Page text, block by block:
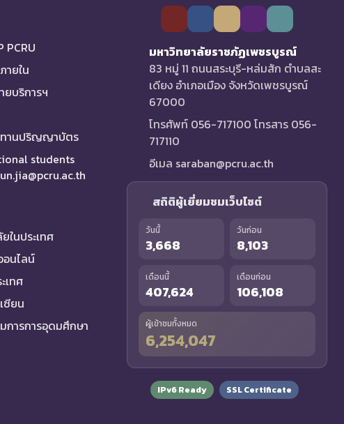
PCRU
ายใน
ยบริการฯ
ทานปริญญาบัตร
students
ในประเทศ
อนไลน์
เทศ
ซียน
การการอุดมศึกษา
มหาวิทยาลัยราชภัฏเพชรบูรณ์
83 หมู่ 11 ถนนสระบุรี-หล่มสัก ตำบลสะ
เดียง อำเภอเมือง จังหวัดเพชรบูรณ์
67000
โทรศัพท์ 056-717100 โทรสาร 056-
717110
อีเมล saraban@pcru.ac.th
สถิติผู้เยี่ยมชมเว็บไซต์
วันนี้
3,668
วันก่อน
8,103
เดือนนี้
407,624
เดือนก่อน
106,108
ผู้เข้าชมทั้งหมด
6,254,047
IPv6 Ready SSL Certificate